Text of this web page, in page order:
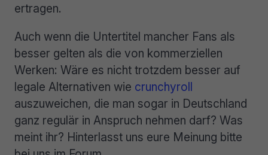
ertragen.
Auch wenn die Untertitel mancher Fans als
besser gelten als die von kommerziellen
Werken: Wäre es nicht trotzdem besser auf
legale Alternativen wie crunchyroll
auszuweichen, die man sogar in Deutschland
ganz regulär in Anspruch nehmen darf? Was
meint ihr? Hinterlasst uns eure Meinung bitte